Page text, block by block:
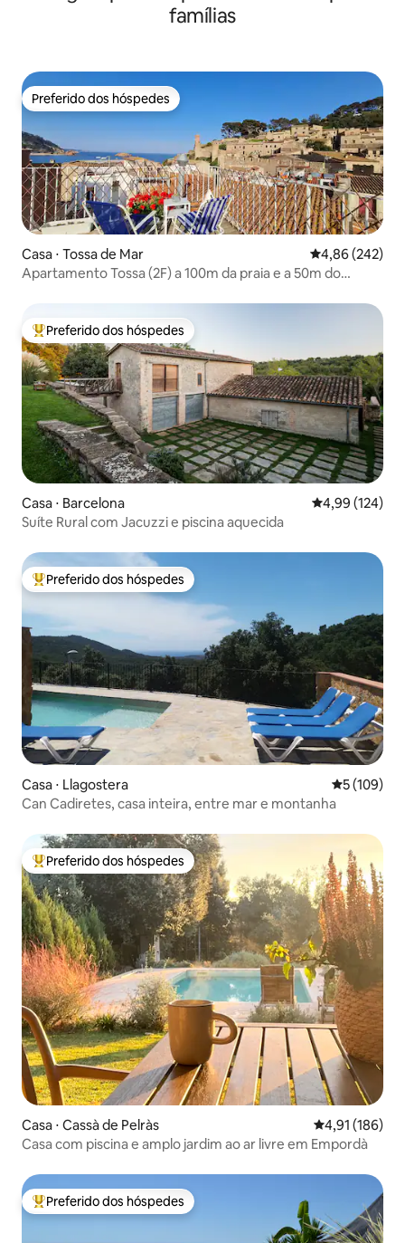
famílias
Preferido dos hóspedes
Preferido dos hóspedes
Casa ⋅ Tossa de Mar 4,86 de uma
4,86 (242)
Apartamento Tossa (2F) a 100m da praia e a 50m do
Entre os melhores preferidos dos hóspedes
Preferido dos hóspedes
Casa ⋅ Barcelona 4,99 de uma
4,99 (124)
Suíte Rural com Jacuzzi e piscina aquecida
Entre os melhores preferidos dos hóspedes
Preferido dos hóspedes
Casa ⋅ Llagostera 5 de uma
5 (109)
Can Cadiretes, casa inteira, entre mar e montanha
Entre os melhores preferidos dos hóspedes
Preferido dos hóspedes
Casa ⋅ Cassà de Pelràs 4,91 de uma
4,91 (186)
Casa com piscina e amplo jardim ao ar livre em Empordà
Entre os melhores preferidos dos hóspedes
Preferido dos hóspedes